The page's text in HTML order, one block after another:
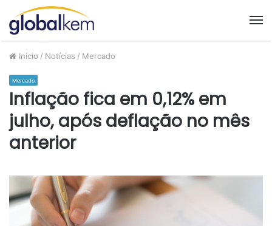
Início / Notícias / Mercado
Mercado
Inflação fica em 0,12% em
julho, após deflação no mês
anterior